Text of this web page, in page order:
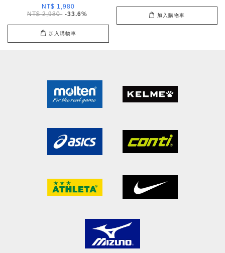
NT$ 1,980
NT$ 2,980 -33.6%
加入購物車
加入購物車